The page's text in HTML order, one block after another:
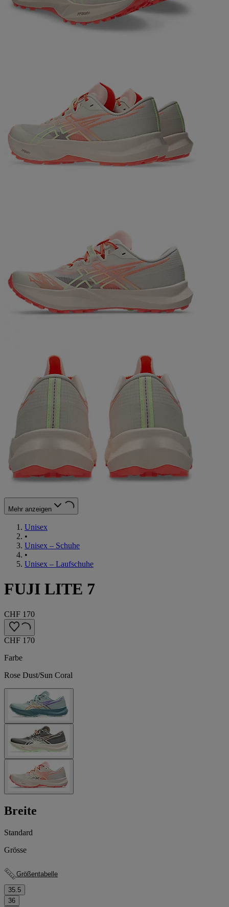
Mehr anzeigen
Unisex
•
Unisex – Schuhe
•
Unisex – Laufschuhe
FUJI LITE 7
CHF 170
CHF 170
Farbe
Rose Dust/Sun Coral
Breite
Standard
Grösse
Größentabelle
35.5
36